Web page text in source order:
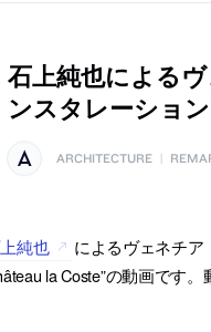
石上純也による
ンスタレーショ
ARCHITECTURE
純也
によるヴェネチア
la Coste”の動画です